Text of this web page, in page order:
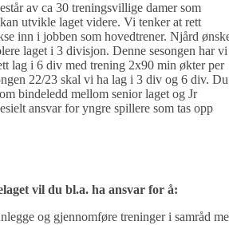
år av ca 30 treningsvillige damer som
utvikle laget videre. Vi tenker at rett
inn i jobben som hovedtrener. Njård
laget i 3 divisjon. Denne sesongen har vi
lag i 6 div med trening 2x90 min økter per
22/23 skal vi ha lag i 3 div og 6 div. Du
bindeledd mellom senior laget og Jr
ansvar for yngre spillere som tas opp
vil du bl.a. ha ansvar for å:
og gjennomføre treninger i samråd